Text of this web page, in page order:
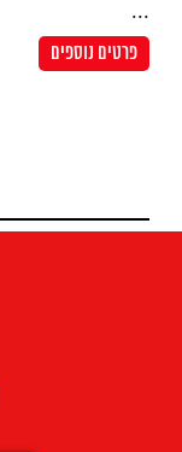
...
פרטים נוספים